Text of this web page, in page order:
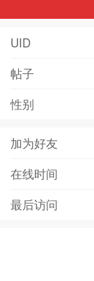
UID
帖子
性别
加为好友
在线时间
最后访问